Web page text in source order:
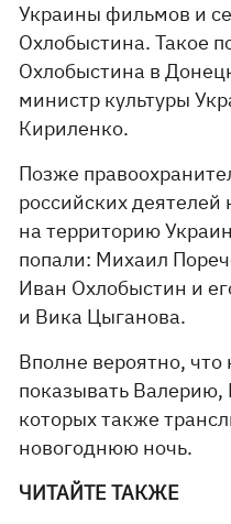
Украины фильмов и
Охлобыстина. Такое
Охлобыстина в
министр культуры
Кириленко.
Позже
российских
на территорию
попали: Михаил
Иван Охлобыстин и
и Вика Цыганова.
Вполне вероятно, что
показывать Валерию,
которых также
новогоднюю ночь.
ЧИТАЙТЕ ТАКЖЕ